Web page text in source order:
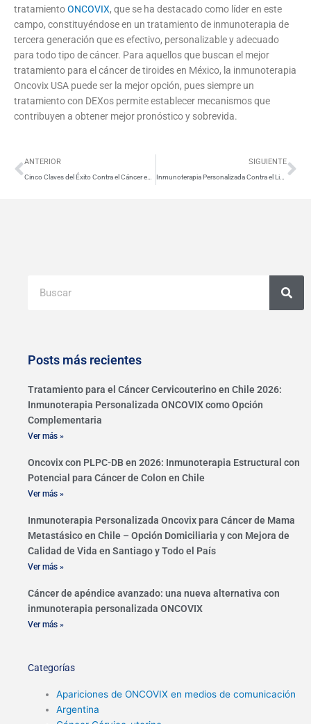
tratamientoONCOVIX, que se ha destacado como líder en este
campo, constituyéndose en un tratamiento de inmunoterapia de
tercera generación que es efectivo, personalizable y adecuado
para todo tipo de cáncer. Para aquellos que buscan el mejor
tratamiento para el cáncer de tiroides en México, la inmunoterapia
Oncovix USA puede ser la mejor opción, pues siempre un
tratamiento con DEXos permite establecer mecanismos que
contribuyen a obtener mejor pronóstico y sobrevida.
Ant
ANTERIOR SIGUIENTE
Inmunoterapia Personalizada Contra el Linfoma no Hodgkin
Posts más recientes
Tratamiento para el Cáncer Cervicouterino en Chile 2026:
Inmunoterapia Personalizada ONCOVIX como Opción
Complementaria
Ver más »
Oncovix con PLPC-DB en 2026: Inmunoterapia Estructural con
Potencial para Cáncer de Colon en Chile
Ver más »
Inmunoterapia Personalizada Oncovix para Cáncer de Mama
Metastásico en Chile – Opción Domiciliaria y con Mejora de
Calidad de Vida en Santiago y Todo el País
Ver más »
Cáncer de apéndice avanzado: una nueva alternativa con
inmunoterapia personalizada ONCOVIX
Ver más »
Categorías
Apariciones de ONCOVIX en medios de comunicación
Argentina